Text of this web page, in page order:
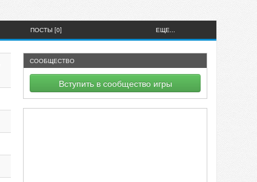
ПОСТЫ [0] ЕЩЕ...
СООБЩЕСТВО
Вступить в сообщество игры